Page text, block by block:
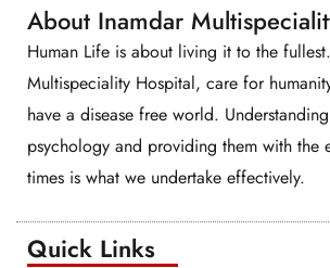
About Inamdar
Human Life is about living it to the
Multispeciality Hospital, care for
have a disease free world.
psychology and providing them with the
times is what we undertake effectively.
Quick Links​​